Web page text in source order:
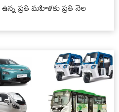
ఉన్న ప్రతి మహిళకు ప్రతి నెల